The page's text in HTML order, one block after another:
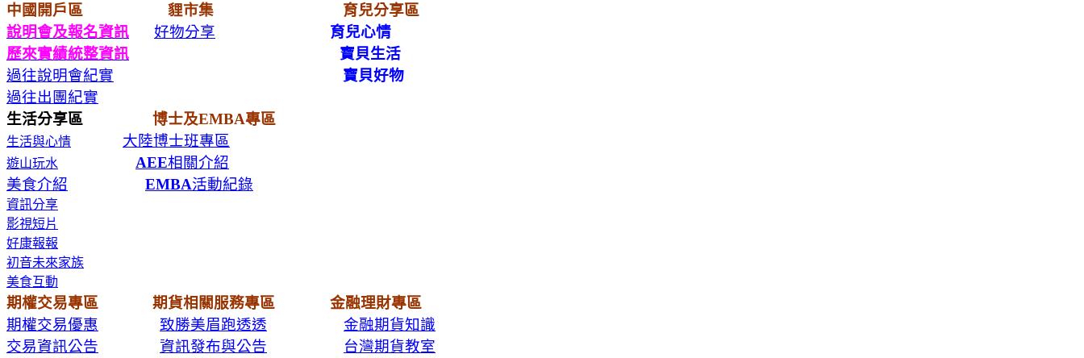
中國開戶區 貍市集
育兒分享區
說明會及報名資訊
好物分享 育兒心情
歷來實績統整資訊
寶貝生活
過往說明會紀實
寶貝好物
過往出團紀實
生活分享區 博士及EMBA專區
生活與心情 大陸博士班專區
遊山玩水 AEE相關介紹
美食介紹
EMBA活動紀錄
資訊分享
影視短片
好康報報
初音未來家族
美食互動
期權交易專區 期貨相關服務專區 金融理財專區
期權交易優惠
致勝美眉跑透透
金融期貨知識
交易資訊公告
資訊發布與公告
台灣期貨教室